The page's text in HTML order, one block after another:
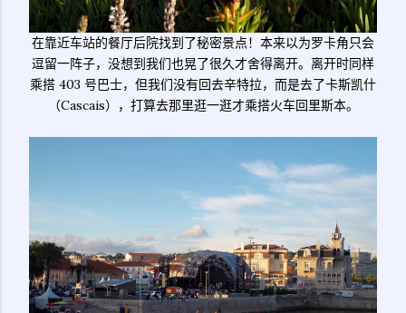
在靠近车站的餐厅后院找到了秘密景点！本来以为罗卡角只会
逗留一阵子，没想到我们也晃了很久才舍得离开。离开时同样
乘搭 403 号巴士，但我们没有回去辛特拉，而是去了卡斯凯什
（Cascais），打算去那里逛一逛才乘搭火车回里斯本。